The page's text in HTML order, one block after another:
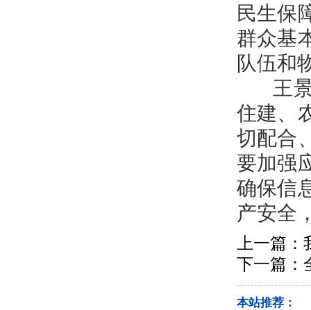
民生保
群众基
队伍和
王景
住建、
切配合
要加强
确保信
产安全
上一篇：
下一篇：
本站推荐：